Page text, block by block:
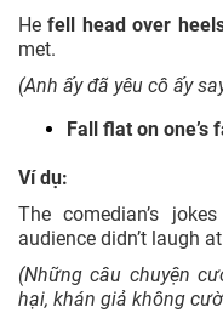
Hefell head over
met.
(Anh ấy đã yêu cô ấy
Fall flat on one’s
Ví dụ:
The comedian’s jokes
audience didn’t laugh
(Những câu chuyện
hại, khán giả không